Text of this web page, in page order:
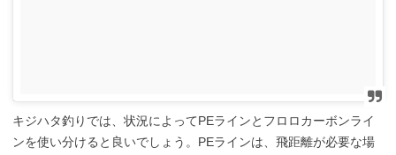
キジハタ釣りでは、状況によってPEラインとフロロカーボンライ
ンを使い分けると良いでしょう。PEラインは、飛距離が必要な場